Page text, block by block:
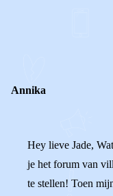
Annika
Hey lieve Jade,
je het forum van
te stellen! Toen